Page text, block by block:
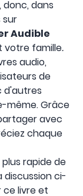
donc, dans
sur
Audible
votre famille.
audio,
de
d'autres
même. Grâce
avec
chaque
rapide de
discussion ci-
ce livre et